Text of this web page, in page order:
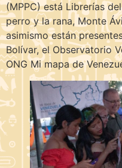
(MPPC) está Librerías
perro y la rana, Monte
asimismo están
Bolívar, el Observatorio
ONG Mi mapa de